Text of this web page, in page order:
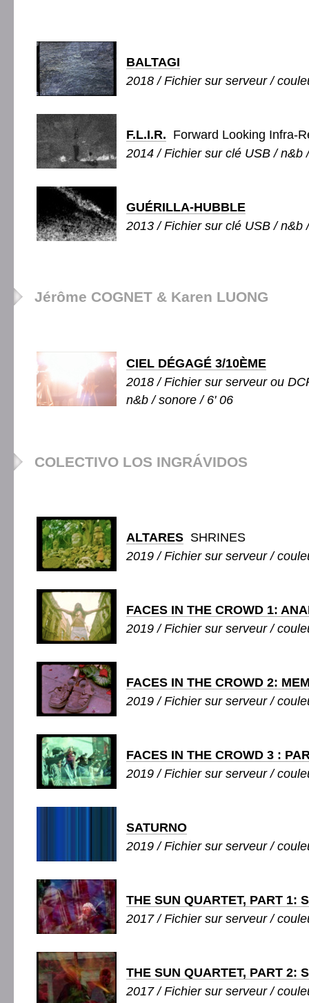
BALTAGI
2018 / Fichier sur serveur /
F.L.I.R. Forward Looking Infra-
2014 / Fichier sur clé USB / n&b
GUÉRILLA-HUBBLE
2013 / Fichier sur clé USB / n&b
Jérôme COGNET & Karen LUONG
CIEL DÉGAGÉ 3/10ÈME
2018 / Fichier sur serveur ou
n&b / sonore / 6' 06
COLECTIVO LOS INGRÁVIDOS
ALTARES SHRINES
2019 / Fichier sur serveur /
FACES IN THE CROWD 1:
2019 / Fichier sur serveur /
FACES IN THE CROWD 2:
2019 / Fichier sur serveur /
FACES IN THE CROWD 3 :
2019 / Fichier sur serveur /
SATURNO
2019 / Fichier sur serveur /
THE SUN QUARTET, PART 1:
2017 / Fichier sur serveur /
THE SUN QUARTET, PART 2:
2017 / Fichier sur serveur /